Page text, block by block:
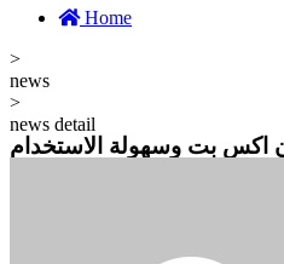
Home
>
news
>
news detail
اكس بت وسهولة الاستخدام